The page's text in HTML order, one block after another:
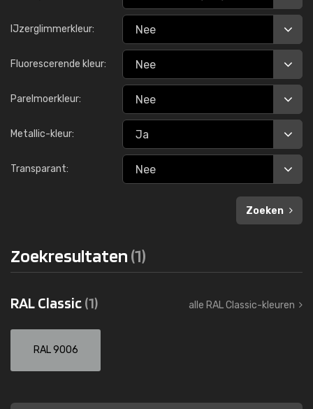
IJzerglimmerkleur:
Fluorescerende kleur:
Parelmoerkleur:
Metallic-kleur:
Transparant:
Zoeken
Zoekresultaten(1)
RAL Classic(1) alle RAL Classic-kleuren
RAL 9006